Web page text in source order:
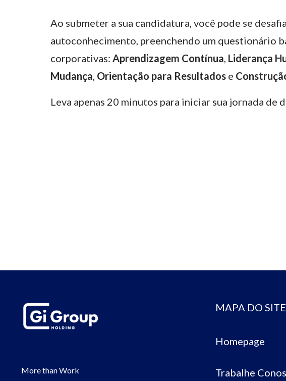
Ao submeter a sua candidatura, você pode se
autoconhecimento, preenchendo um questionário
corporativas: Aprendizagem Contínua, Liderança
Mudança, Orientação para Resultados e
Leva apenas 20 minutos para iniciar sua jornada de
More than Work
MAPA DO SITE
Homepage
Trabalhe